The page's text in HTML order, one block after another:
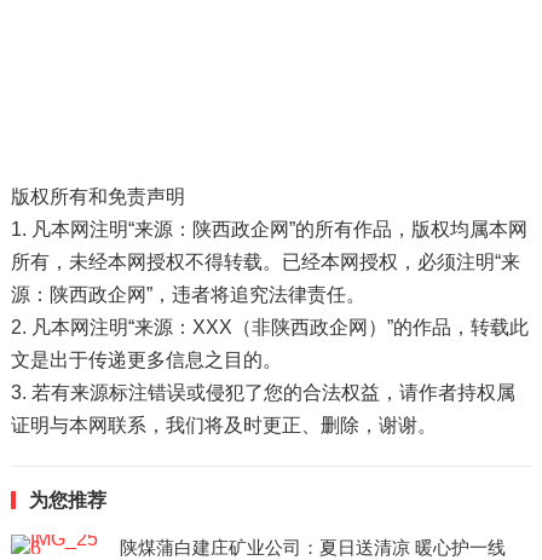
版权所有和免责声明
1. 凡本网注明“来源：陕西政企网”的所有作品，版权均属本网
所有，未经本网授权不得转载。已经本网授权，必须注明“来
源：陕西政企网”，违者将追究法律责任。
2. 凡本网注明“来源：XXX（非陕西政企网）”的作品，转载此
文是出于传递更多信息之目的。
3. 若有来源标注错误或侵犯了您的合法权益，请作者持权属
证明与本网联系，我们将及时更正、删除，谢谢。
为您推荐
陕煤蒲白建庄矿业公司：夏日送清凉 暖心护一线